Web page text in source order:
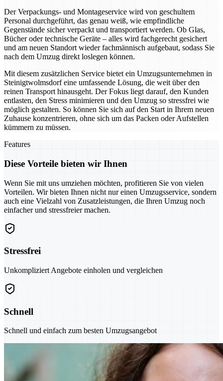
Der Verpackungs- und Montageservice wird von geschultem
Personal durchgeführt, das genau weiß, wie empfindliche
Gegenstände sicher verpackt und transportiert werden. Ob Glas,
Bücher oder technische Geräte – alles wird fachgerecht gesichert
und am neuen Standort wieder fachmännisch aufgebaut, sodass Sie
nach dem Umzug direkt loslegen können.
Mit diesem zusätzlichen Service bietet ein Umzugsunternehmen in
Steinigtwolmsdorf eine umfassende Lösung, die weit über den
reinen Transport hinausgeht. Der Fokus liegt darauf, den Kunden
entlasten, den Stress minimieren und den Umzug so stressfrei wie
möglich gestalten. So können Sie sich auf den Start in Ihrem neuen
Zuhause konzentrieren, ohne sich um das Packen oder Aufstellen
kümmern zu müssen.
Features
Diese Vorteile bieten wir Ihnen
Wenn Sie mit uns umziehen möchten, profitieren Sie von vielen
Vorteilen. Wir bieten Ihnen nicht nur einen Umzugsservice, sondern
auch eine Vielzahl von Zusatzleistungen, die Ihren Umzug noch
einfacher und stressfreier machen.
Stressfrei
Unkompliziert Angebote einholen und vergleichen
Schnell
Schnell und einfach zum besten Umzugsangebot